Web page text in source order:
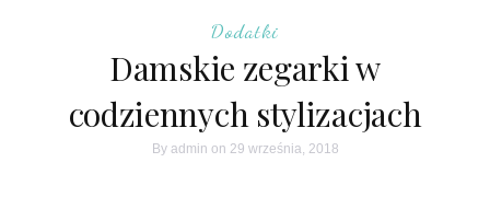
Dodatki
Damskie zegarki w
codziennych stylizacjach
By admin on 29 września, 2018